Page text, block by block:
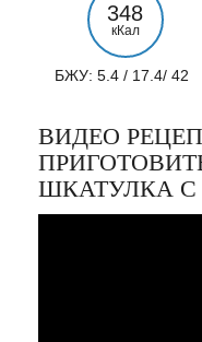
348
кКал
БЖУ: 5.4 / 17.4/ 42
ВИДЕО
ШКАТУЛКА С